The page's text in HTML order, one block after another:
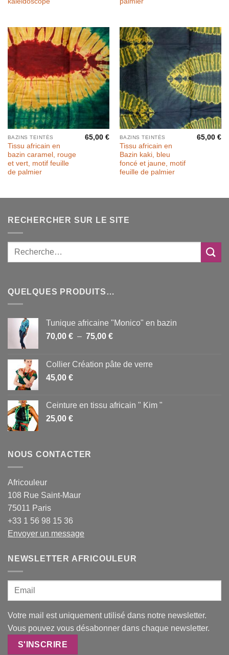
BAZINS TEINTÉS
Tissu africain en
bazin caramel, rouge
et vert, motif feuille
de palmier
65,00€ BAZINS TEINTÉS
Tissu africain en
Bazin kaki, bleu
foncé et jaune, motif
feuille de palmier
65,00€
RECHERCHER SUR LE SITE
QUELQUES PRODUITS…
Tunique africaine "Monico" en bazin
70,00 € – 75,00 €Plage
70,00 €
Collier Création pâte de verre
45,00 €
Ceinture en tissu africain " Kim "
25,00 €
NOUS CONTACTER
Africouleur
108 Rue Saint-Maur
75011 Paris
+33 1 56 98 15 36
Envoyer un message
NEWSLETTER AFRICOULEUR
Votre mail est uniquement utilisé dans notre newsletter.
Vous pouvez vous désabonner dans chaque newsletter.